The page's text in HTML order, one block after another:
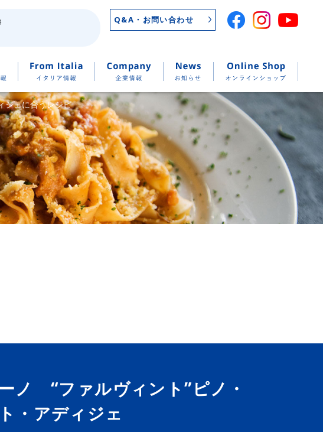
Q&A・お問い合わせ
ジェに合うレシピ
ノ “ファルヴィント”ピノ・
・アディジェ